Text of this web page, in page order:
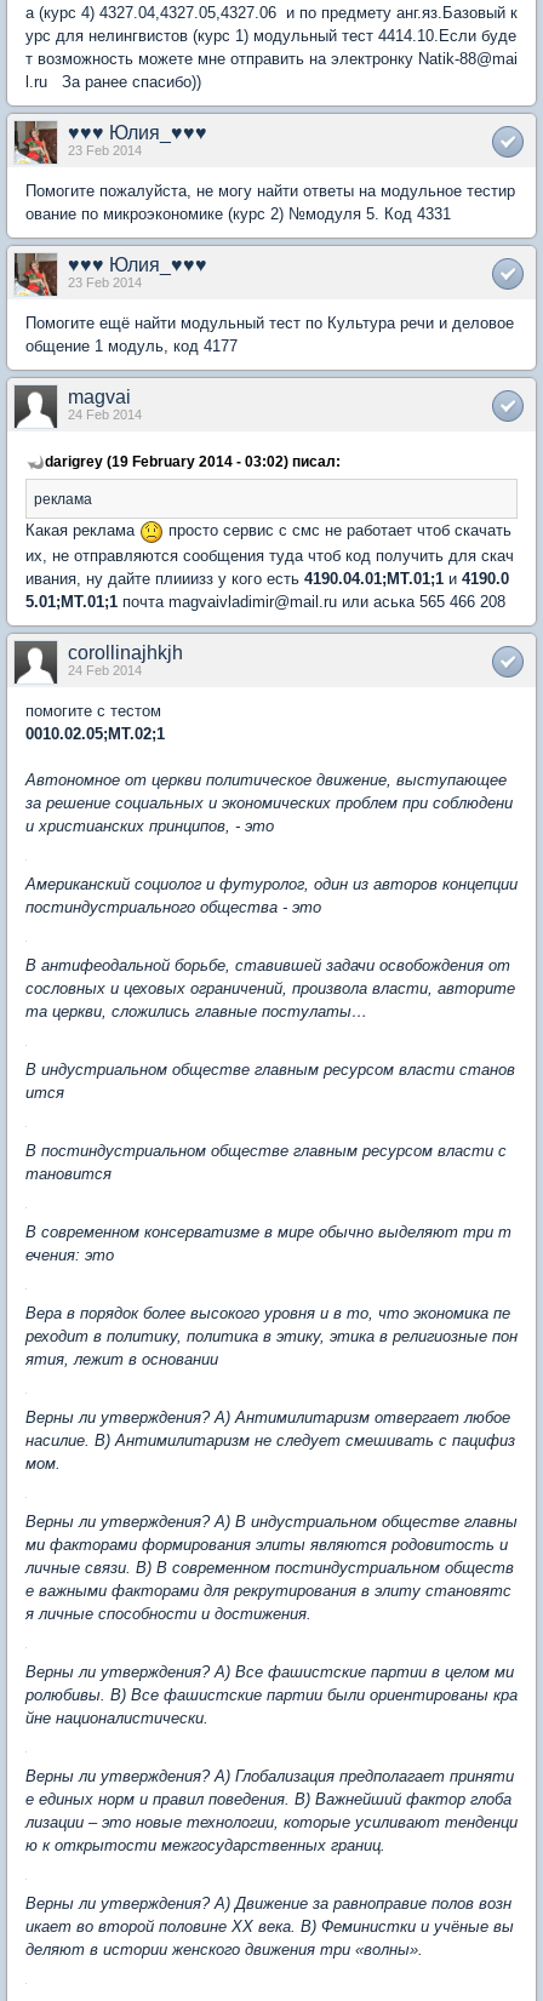
а (курс 4) 4327.04,4327.05,4327.06 и по предмету анг.яз.Базовый к
урс для нелингвистов (курс 1) модульный тест 4414.10.Если буде
т возможность можете мне отправить на электронку Natik-88@mai
l.ru За ранее спасибо))
♥♥♥ Юлия_♥♥♥
23 Feb 2014
Помогите пожалуйста, не могу найти ответы на модульное тестир
ование по микроэкономике (курс 2) №модуля 5. Код 4331
♥♥♥ Юлия_♥♥♥
23 Feb 2014
Помогите ещё найти модульный тест по Культура речи и деловое
общение 1 модуль, код 4177
magvai
24 Feb 2014
darigrey (19 February 2014 - 03:02) писал:
реклама
Какая реклама
просто сервис с смс не работает чтоб скачать
их, не отправляются сообщения туда чтоб код получить для скач
ивания, ну дайте плииизз у кого есть 4190.04.01;МТ.01;1 и 4190.0
5.01;МТ.01;1 почта magvaivladimir@mail.ru или аська 565 466 208
corollinajhkjh
24 Feb 2014
помогите с тестом
0010.02.05;МТ.02;1
Автономное от церкви политическое движение, выступающее
за решение социальных и экономических проблем при соблюдени
и христианских принципов, - это
Американский социолог и футуролог, один из авторов концепции
постиндустриального общества - это
В антифеодальной борьбе, ставившей задачи освобождения от
сословных и цеховых ограничений, произвола власти, авторите
та церкви, сложились главные постулаты…
В индустриальном обществе главным ресурсом власти станов
ится
В постиндустриальном обществе главным ресурсом власти с
тановится
В современном консерватизме в мире обычно выделяют три т
ечения: это
Вера в порядок более высокого уровня и в то, что экономика пе
реходит в политику, политика в этику, этика в религиозные пон
ятия, лежит в основании
Верны ли утверждения? А) Антимилитаризм отвергает любое
насилие. В) Антимилитаризм не следует смешивать с пацифиз
мом.
Верны ли утверждения? А) В индустриальном обществе главны
ми факторами формирования элиты являются родовитость и
личные связи. В) В современном постиндустриальном обществ
е важными факторами для рекрутирования в элиту становятс
я личные способности и достижения.
Верны ли утверждения? А) Все фашистские партии в целом ми
ролюбивы. В) Все фашистские партии были ориентированы кра
йне националистически.
Верны ли утверждения? А) Глобализация предполагает приняти
е единых норм и правил поведения. В) Важнейший фактор глоба
лизации – это новые технологии, которые усиливают тенденци
ю к открытости межгосударственных границ.
Верны ли утверждения? А) Движение за равноправие полов возн
икает во второй половине ХХ века. В) Феминистки и учёные вы
деляют в истории женского движения три «волны».